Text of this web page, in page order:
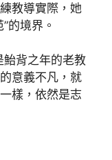
教導實際，她
的境界。
鮐背之年的老教
意義不凡，就
樣，依然是志